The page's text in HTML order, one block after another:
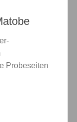
Probeseiten